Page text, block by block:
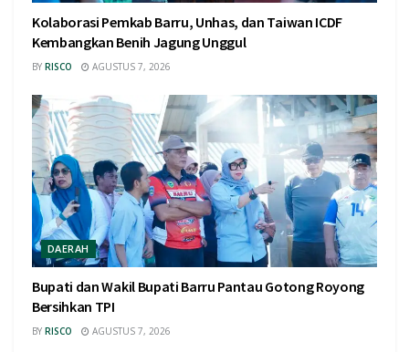
Kolaborasi Pemkab Barru, Unhas, dan Taiwan ICDF
Kembangkan Benih Jagung Unggul
BY RISCO AGUSTUS 7, 2026
DAERAH
Bupati dan Wakil Bupati Barru Pantau Gotong Royong
Bersihkan TPI
BY RISCO AGUSTUS 7, 2026